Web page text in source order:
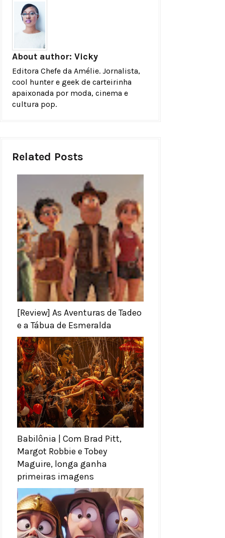
About author: Vicky
Editora Chefe da Amélie. Jornalista,
cool hunter e geek de carteirinha
apaixonada por moda, cinema e
cultura pop.
Related Posts
[Review] As Aventuras de Tadeo
e a Tábua de Esmeralda
Babilônia | Com Brad Pitt,
Margot Robbie e Tobey
Maguire, longa ganha
primeiras imagens